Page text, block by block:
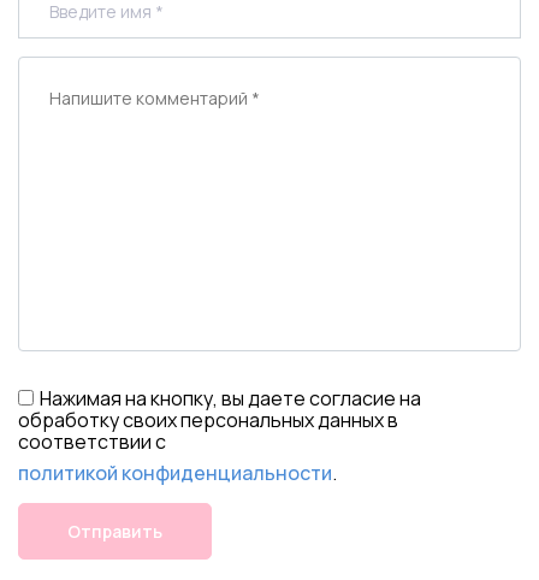
Нажимая на кнопку, вы даете согласие на
обработку своих персональных данных в
соответствии с
политикой конфиденциальности.
Отправить